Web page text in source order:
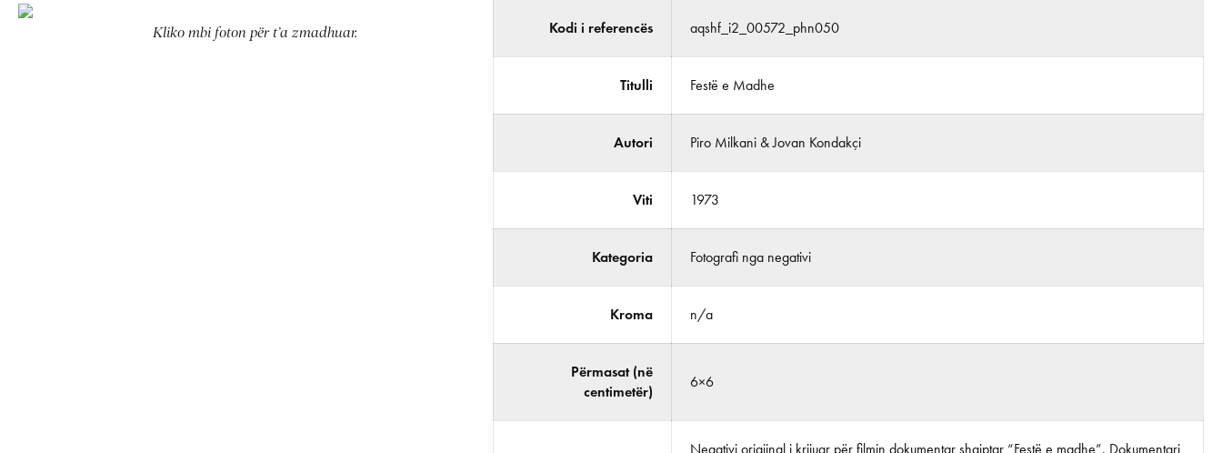
Kliko mbi foton për t’a zmadhuar. Kodi i referencës aqshf_i2_00572_phn050
Titulli Festë e Madhe
Autori Piro Milkani & Jovan Kondakçi
Viti 1973
Kategoria Fotografi nga negativi
Kroma n/a
Përmasat (në
centimetër)
6×6
Negativi origjinal i krijuar për filmin dokumentar shqiptar “Festë e madhe”. Dokumentari